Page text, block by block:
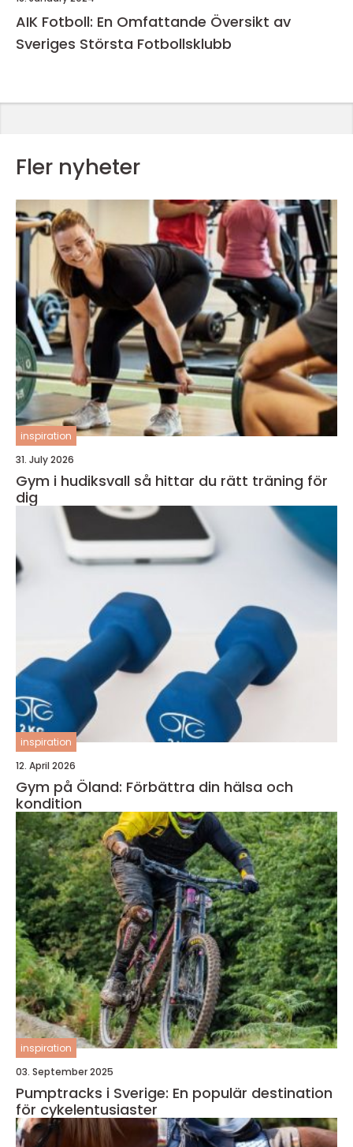
AIK Fotboll: En Omfattande Översikt av
Sveriges Största Fotbollsklubb
Fler nyheter
inspiration
31. July 2026
Gym i hudiksvall så hittar du rätt träning för
dig
inspiration
12. April 2026
Gym på Öland: Förbättra din hälsa och
kondition
inspiration
03. September 2025
Pumptracks i Sverige: En populär destination
för cykelentusiaster